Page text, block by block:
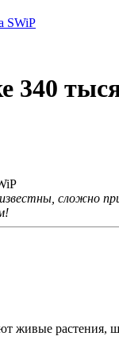
SWiP
340
сложно
живые растения,